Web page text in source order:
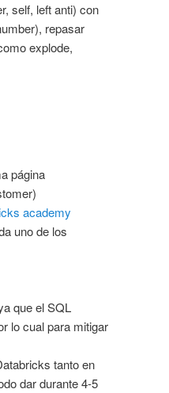
self, left anti) con
repasar
explode,
página
academy
uno de los
que el SQL
lo cual para mitigar
tanto en
dar durante 4-5